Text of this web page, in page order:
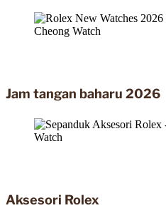
Jam tangan baharu 2026
Aksesori Rolex